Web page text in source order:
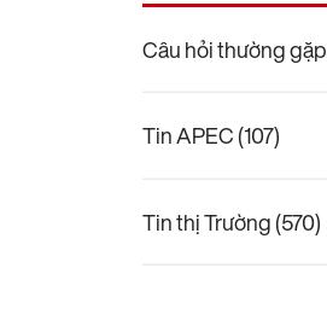
Câu hỏi thường gặp
Tin APEC(107)
Tin thị Trường(570)